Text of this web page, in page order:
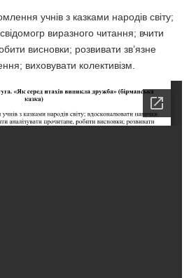
учнів з казками народів світу;
виразного читання; вчити
висновки; розвивати зв’язне
виховувати колективізм.